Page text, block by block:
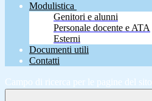
Modulistica
Genitori e alunni
Personale docente e ATA
Esterni
Documenti utili
Contatti
Campo di ricerca per le pagine del sito